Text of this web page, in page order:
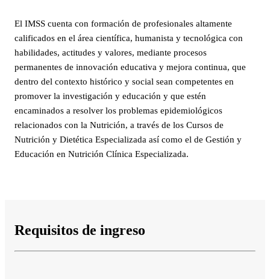
El IMSS cuenta con formación de profesionales altamente
calificados en el área científica, humanista y tecnológica con
habilidades, actitudes y valores, mediante procesos
permanentes de innovación educativa y mejora continua, que
dentro del contexto histórico y social sean competentes en
promover la investigación y educación y que estén
encaminados a resolver los problemas epidemiológicos
relacionados con la Nutrición, a través de los Cursos de
Nutrición y Dietética Especializada así como el de Gestión y
Educación en Nutrición Clínica Especializada.
Requisitos de ingreso